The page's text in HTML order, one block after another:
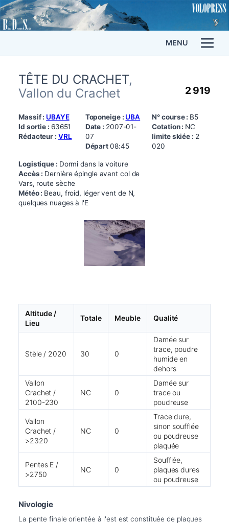
MENU
TÊTE DU CRACHET,
Vallon du Crachet
2 919
Massif : UBAYE
Id sortie : 63651
Rédacteur : VRL
Toponeige : UBA
Date : 2007-01-
07
Départ08:45
N° course : B5
Cotation : NC
limite skiée : 2
020
Logistique : Dormi dans la voiture
Accès : Dernière épingle avant col de
Vars, route sèche
Météo : Beau, froid, léger vent de N,
quelques nuages à l'E
Altitude /
Lieu
Totale Meuble Qualité
Stèle / 2020 30 0
Damée sur
trace, poudre
humide en
dehors
Vallon
Crachet /
2100-230
NC 0
Damée sur
trace ou
poudreuse
Vallon
Crachet /
>2320
NC 0
Trace dure,
sinon soufflée
ou poudreuse
plaquée
Pentes E /
>2750
NC 0
Soufflée,
plaques dures
ou poudreuse
Nivologie
La pente finale orientée à l'est est constituée de plaques